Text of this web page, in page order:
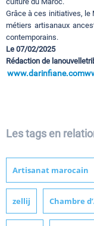
Grâce à ces initiatives, le
métiers artisanaux
contemporains.
Le 07/02/2025
Rédaction de
www.darinfiane.com
Les tags en
Artisanat marocain
zellij Chambre